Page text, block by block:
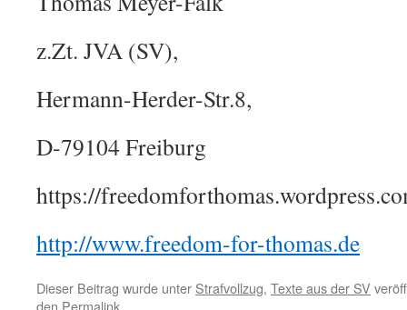
z.Zt. JVA (SV),
Hermann-Herder-Str.8,
D-79104 Freiburg
https://
http://www.freedom-for-thomas.de
Dieser Beitrag wurde unter Strafvollzug, Texte aus der SV
den Permalink.